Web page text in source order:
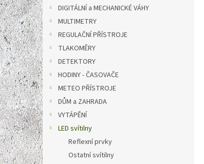
e
l
DIGITÁLNÍ a MECHANICKÉ VÁHY
MULTIMETRY
REGULAČNÍ PŘÍSTROJE
TLAKOMĚRY
DETEKTORY
HODINY - ČASOVAČE
METEO PŘÍSTROJE
DŮM a ZAHRADA
VYTÁPĚNÍ
LED svítilny
Reflexní prvky
Ostatní svítilny